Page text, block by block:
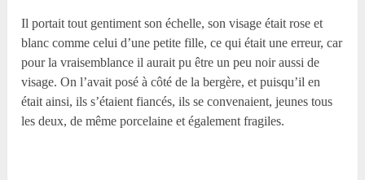
Il portait tout gentiment son échelle, son visage était rose et
blanc comme celui d’une petite fille, ce qui était une erreur, car
pour la vraisemblance il aurait pu être un peu noir aussi de
visage. On l’avait posé à côté de la bergère, et puisqu’il en
était ainsi, ils s’étaient fiancés, ils se convenaient, jeunes tous
les deux, de même porcelaine et également fragiles.